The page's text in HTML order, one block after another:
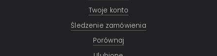
Twoje konto
Śledzenie zamówienia
Porównaj